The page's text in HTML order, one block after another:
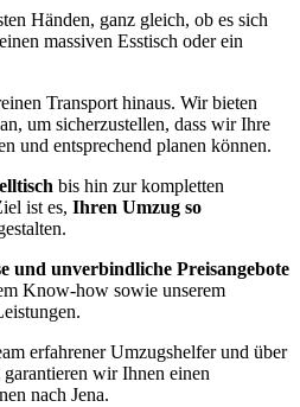
Händen, ganz gleich, ob es sich
massiven Esstisch oder ein
Transport hinaus. Wir bieten
um sicherzustellen, dass wir Ihre
und entsprechend planen können.
bis hin zur kompletten
ist es, Ihren Umzug so
und unverbindliche Preisangebote
Know-how sowie unserem
erfahrener Umzugshelfer und über
wir Ihnen einen
nach Jena.